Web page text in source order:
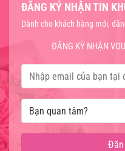
ĐĂNG KÝ NHẬN TIN
Dành cho khách hàng mới,
ĐĂNG KÝ NHẬN